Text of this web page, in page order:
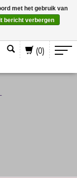
(0)
met het gebruik van
bericht verbergen